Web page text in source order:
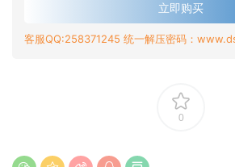
立即购买
客服QQ:258371245 统一解压密码：
0